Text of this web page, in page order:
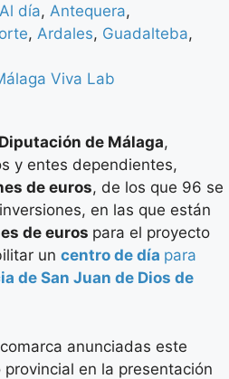
Al día, Antequera,
, Ardales, Guadalteba,
Viva Lab
Diputación de Málaga,
y entes dependientes,
de euros, de los que 96 se
en las que están
de euros para el proyecto
un centro de día para
de San Juan de Dios de
anunciadas este
en la presentación